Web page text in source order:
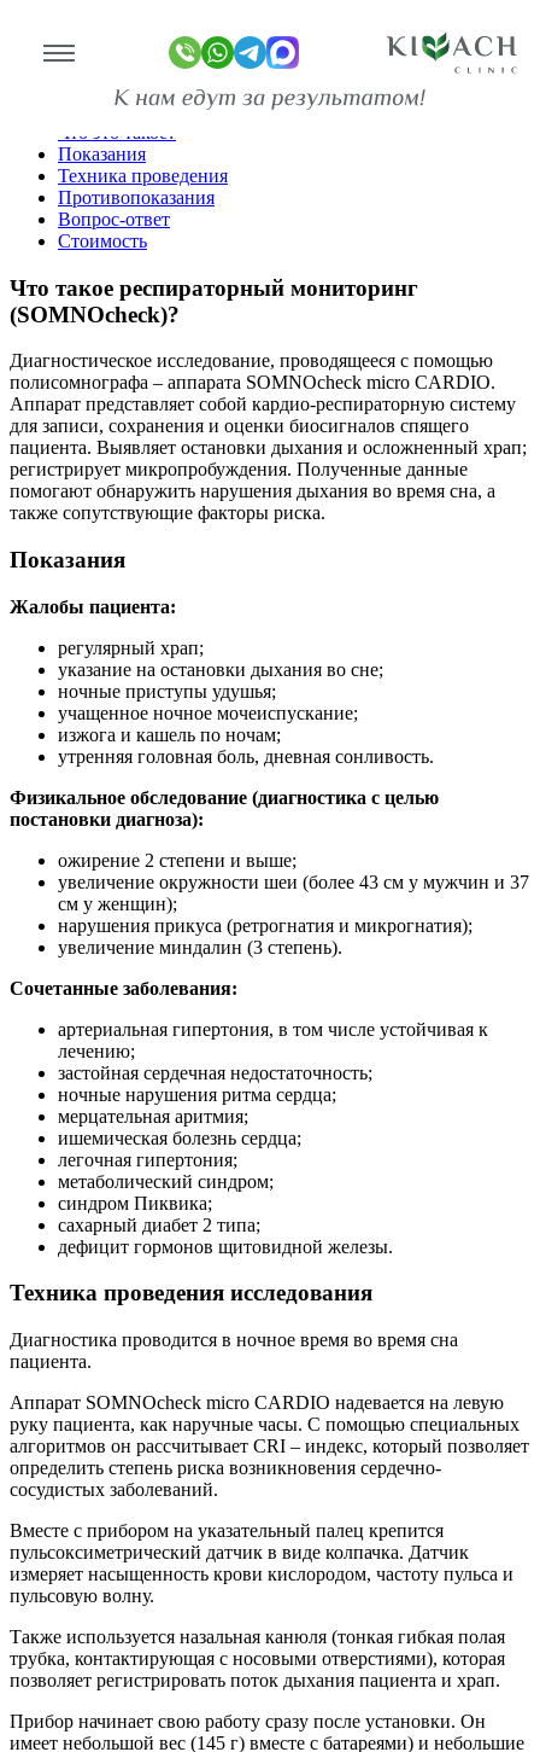
копии)
и
услуги
80-30
599-880
SOMNOcheck
Диагностика
Что это такое?
Показания
Техника проведения
Противопоказания
Вопрос-ответ
Стоимость
Что такое респираторный мониторинг
(SOMNOcheck)?
Диагностическое исследование, проводящееся с помощью
полисомнографа – аппарата SOMNOcheck micro CARDIO.
Аппарат представляет собой кардио-респираторную систему
для записи, сохранения и оценки биосигналов спящего
пациента. Выявляет остановки дыхания и осложненный храп;
регистрирует микропробуждения. Полученные данные
помогают обнаружить нарушения дыхания во время сна, а
также сопутствующие факторы риска.
Показания
Жалобы пациента:
регулярный храп;
указание на остановки дыхания во сне;
ночные приступы удушья;
учащенное ночное мочеиспускание;
изжога и кашель по ночам;
утренняя головная боль, дневная сонливость.
Физикальное обследование (диагностика с целью
постановки диагноза):
ожирение 2 степени и выше;
увеличение окружности шеи (более 43 см у мужчин и 37
см у женщин);
нарушения прикуса (ретрогнатия и микрогнатия);
увеличение миндалин (3 степень).
Сочетанные заболевания:
артериальная гипертония, в том числе устойчивая к
лечению;
застойная сердечная недостаточность;
ночные нарушения ритма сердца;
мерцательная аритмия;
ишемическая болезнь сердца;
легочная гипертония;
метаболический синдром;
синдром Пиквика;
сахарный диабет 2 типа;
дефицит гормонов щитовидной железы.
Техника проведения исследования
Диагностика проводится в ночное время во время сна
пациента.
Аппарат SOMNOcheck micro CARDIO надевается на левую
руку пациента, как наручные часы. С помощью специальных
алгоритмов он рассчитывает CRI – индекс, который позволяет
определить степень риска возникновения сердечно-
сосудистых заболеваний.
Вместе с прибором на указательный палец крепится
пульсоксиметрический датчик в виде колпачка. Датчик
измеряет насыщенность крови кислородом, частоту пульса и
пульсовую волну.
Также используется назальная канюля (тонкая гибкая полая
трубка, контактирующая с носовыми отверстиями), которая
позволяет регистрировать поток дыхания пациента и храп.
Прибор начинает свою работу сразу после установки. Он
имеет небольшой вес (145 г) вместе с батареями) и небольшие